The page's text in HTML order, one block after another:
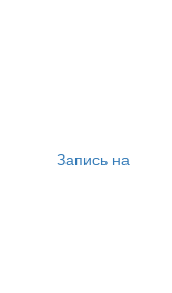
Запись на